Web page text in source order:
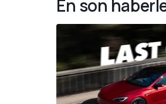
En son